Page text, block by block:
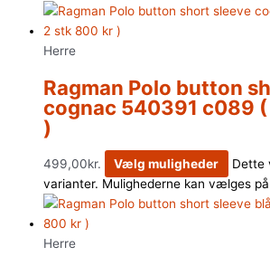
Herre
Ragman Polo button
cognac 540391 c089
)
499,00kr. Vælg muligheder
Dette
varianter. Mulighederne kan vælges
Herre